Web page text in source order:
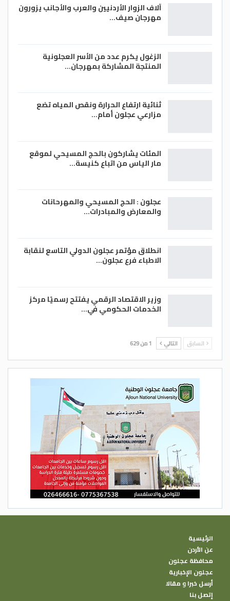
آلاف الزوار الأردنيين والعرب والأجانب يزورون
مهرجان صيف…
الزغول يكرم عدد من الأسر العجلونية
المنتجة المشاركة بمهرجان…
ثنائية ارتفاع الحرارة ونقص المياه تضع
مزارعي عجلون أمام…
المئات يشاركون بالحج المسيحي لموقع
مار الياس من اتباع كنيسة…
عجلون : الحج المسيحي والمهرحانات
والمعارض والمبادرات…
انطلاق مؤتمر عجلون الدولي التاسع لنقابة
الاطباء فرع عجلون…
وزير الاقتصاد الرقمي يفتتح رسميًا مركز
الخدمات الحكومي في…
السابق التالي 1 من 629
الرئيسية
عن الأردن
محافظة عجلون
عجلون الإخبارية
أرسل خبرا و مقالا
إتصل بنا